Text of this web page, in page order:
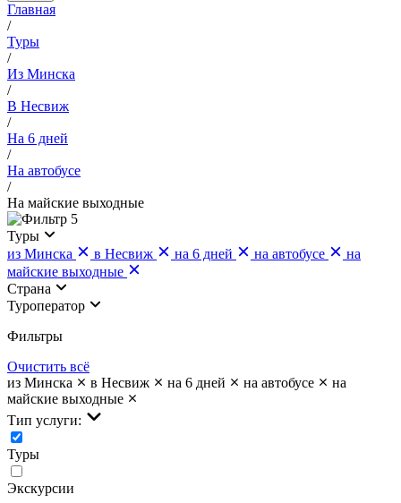
Главная
/
Туры
/
Из Минска
/
В Несвиж
/
На 6 дней
/
На автобусе
/
На майские выходные
5
Туры
из Минска
в Несвиж на 6 дней на автобусе
на
майские выходные
Страна
Туроператор
Фильтры
Очистить всё
из Минска
в Несвиж на 6 дней на автобусе
на
майские выходные
Тип услуги:
Туры
Экскурсии